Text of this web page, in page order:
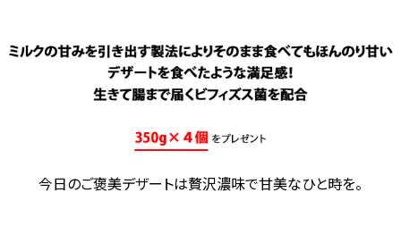
今日のご褒美デザートは贅沢濃味で甘美なひと時を。